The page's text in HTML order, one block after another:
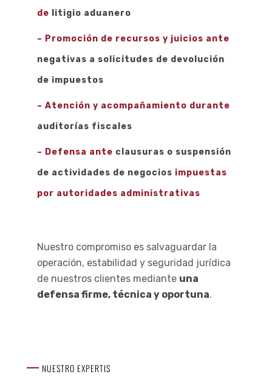
de
litigio aduanero
– Promoción de recursos y juicios ante
negativas a solicitudes de devolución
de impuestos
– Atención y acompañamiento durante
auditorías fiscales
– Defensa ante clausuras o suspensión
de actividades de negocios impuestas
por autoridades administrativas
Nuestro compromiso es salvaguardar la
operación, estabilidad y seguridad jurídica
de nuestros clientes mediante una
defensa firme, técnica y oportuna.
NUESTRO EXPERTIS